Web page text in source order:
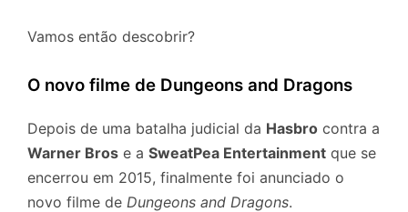
Vamos então descobrir?
O novo filme de Dungeons and Dragons
Depois de uma batalha judicial da Hasbro contra a
Warner Bros e a SweatPea Entertainment que se
encerrou em 2015, finalmente foi anunciado o
novo filme de Dungeons and Dragons.